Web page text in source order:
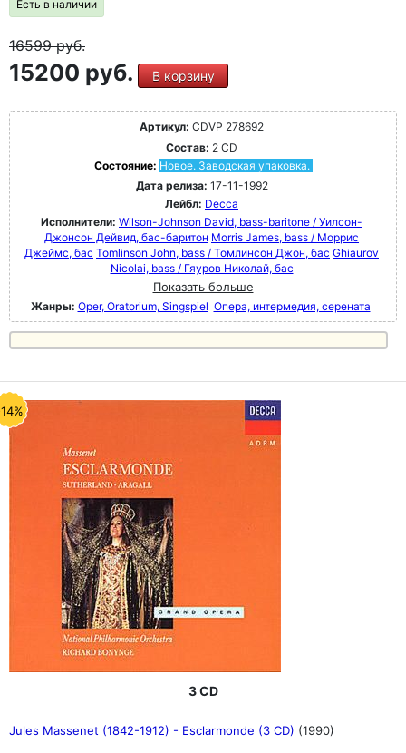
Есть в наличии
16599руб.
15200 руб. В корзину
Артикул: CDVP 278692
Состав: 2 CD
Состояние: Новое. Заводская упаковка.
Дата релиза: 17-11-1992
Лейбл: Decca
Исполнители: Wilson-Johnson David, bass-baritone / Уилсон-
Джонсон Дейвид, бас-баритон Morris James, bass / Моррис
Джеймс, бас Tomlinson John, bass / Томлинсон Джон, бас Ghiaurov
Nicolai, bass / Гяуров Николай, бас
Показать больше
Жанры: Oper, Oratorium, Singspiel Опера, интермедия, серената
3 CD
Jules Massenet (1842-1912) - Esclarmonde (3 CD) (1990)